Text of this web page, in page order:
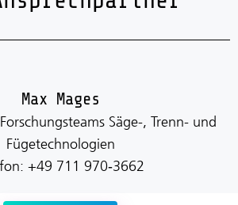
Max Mages
Säge-, Trenn- und
Fügetechnologien
+49 711 970‐3662